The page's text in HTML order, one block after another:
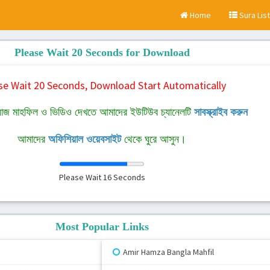
Home Sura List
Please Wait 20 Seconds for Download
Wait 20 Seconds, Download Start Automatically
মাহফিল ও ভিডিও দেখতে আমাদের ইউটিউব চ্যানেলটি সাবস্ক্রাইব করুন
আমাদের অফিশিয়াল ওয়েবসাইটথেকে ঘুরে আসুন।
Please Wait16Seconds
Most Popular Links
Amir Hamza Bangla Mahfil